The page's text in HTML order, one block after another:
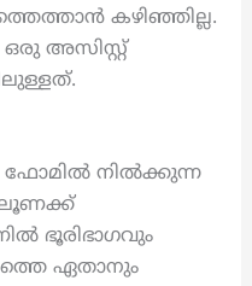
കഴിഞ്ഞില്ല.
അസിസ്റ്റ്
ഫോമിൽ നിൽക്കുന്ന
ഭൂരിഭാഗവും
ഏതാനും